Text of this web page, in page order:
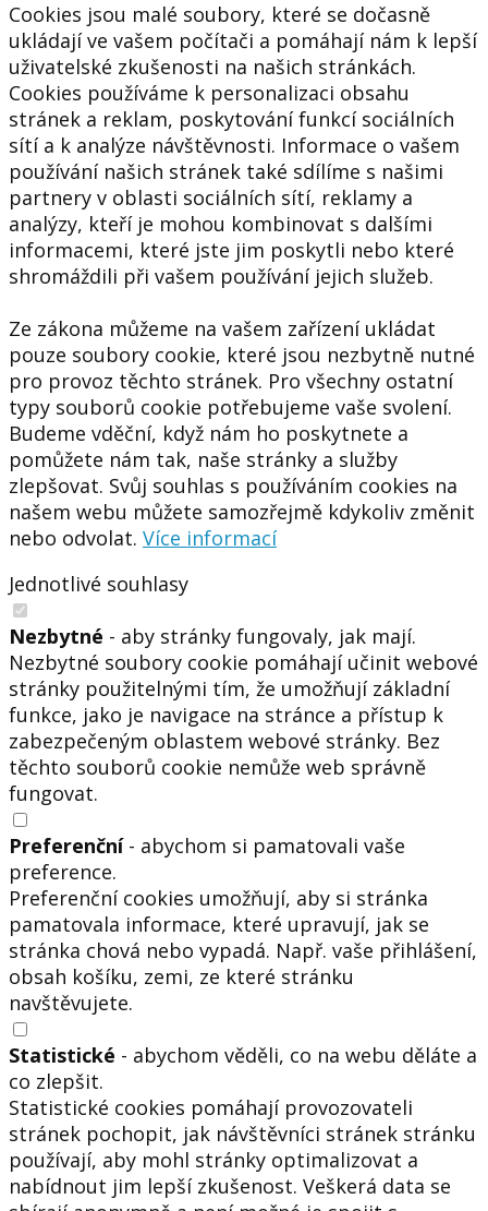
Cookies jsou malé soubory, které se dočasně
ukládají ve vašem počítači a pomáhají nám k lepší
uživatelské zkušenosti na našich stránkách.
Cookies používáme k personalizaci obsahu
stránek a reklam, poskytování funkcí sociálních
sítí a k analýze návštěvnosti. Informace o vašem
používání našich stránek také sdílíme s našimi
partnery v oblasti sociálních sítí, reklamy a
analýzy, kteří je mohou kombinovat s dalšími
informacemi, které jste jim poskytli nebo které
shromáždili při vašem používání jejich služeb.
Ze zákona můžeme na vašem zařízení ukládat
pouze soubory cookie, které jsou nezbytně nutné
pro provoz těchto stránek. Pro všechny ostatní
typy souborů cookie potřebujeme vaše svolení.
Budeme vděční, když nám ho poskytnete a
pomůžete nám tak, naše stránky a služby
zlepšovat. Svůj souhlas s používáním cookies na
našem webu můžete samozřejmě kdykoliv změnit
nebo odvolat. Více informací
Jednotlivé souhlasy
Nezbytné - aby stránky fungovaly, jak mají.
Nezbytné soubory cookie pomáhají učinit webové
stránky použitelnými tím, že umožňují základní
funkce, jako je navigace na stránce a přístup k
zabezpečeným oblastem webové stránky. Bez
těchto souborů cookie nemůže web správně
fungovat.
Preferenční- abychom si pamatovali vaše
preference.
Preferenční cookies umožňují, aby si stránka
pamatovala informace, které upravují, jak se
stránka chová nebo vypadá. Např. vaše přihlášení,
obsah košíku, zemi, ze které stránku
navštěvujete.
Statistické - abychom věděli, co na webu děláte a
co zlepšit.
Statistické cookies pomáhají provozovateli
stránek pochopit, jak návštěvníci stránek stránku
používají, aby mohl stránky optimalizovat a
nabídnout jim lepší zkušenost. Veškerá data se